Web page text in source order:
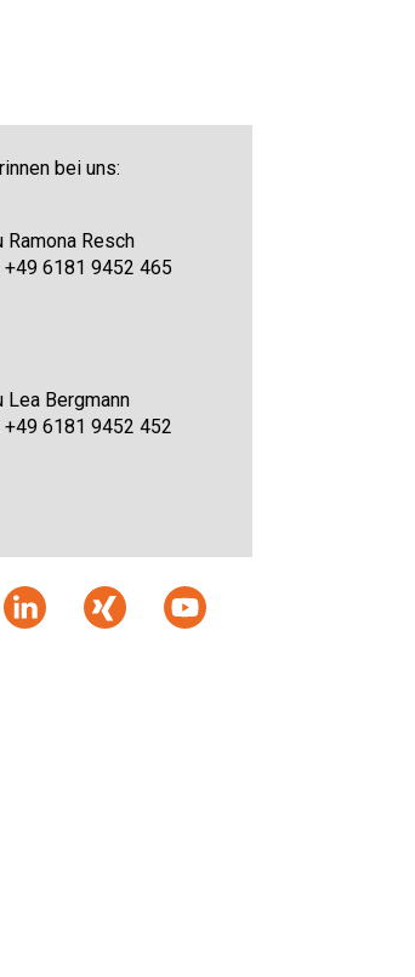
bei uns:
Ramona Resch
+49 6181 9452 465
Lea Bergmann
+49 6181 9452 452